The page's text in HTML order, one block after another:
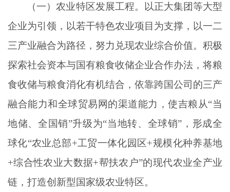
（一）农业特区发展工程。以正大集团等大型
企业为引领，以若干特色农业项目为支撑，以一二
三产业融合为路径，努力兑现农业综合价值。积极
探索社会资本与国有粮食收储企业合作办法，将粮
食收储与粮食消化有机结合，依靠跨国公司的三产
融合能力和全球贸易网的渠道能力，使吉粮从“当
地储、全国销”升级为“当地转、全球销”，形成全
球化“农业总部+工贸一体化园区+规模化种养基地
+综合性农业大数据+帮扶农户”的现代农业全产业
链，打造创新型国家级农业特区。